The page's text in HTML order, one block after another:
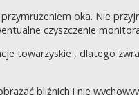
oka. Nie
czyszczenie
towarzyskie , dlatego
bliźnich i nie